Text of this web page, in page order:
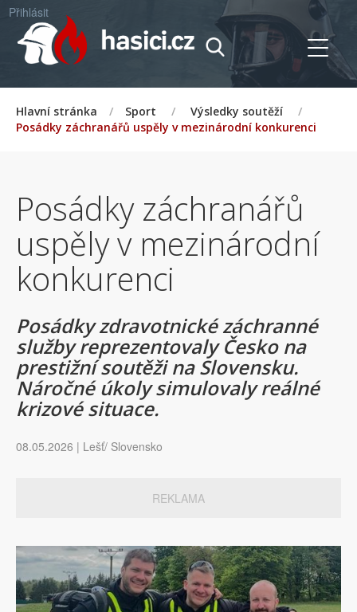
Přihlásit
Hlavní stránka / Sport / Výsledky soutěží
/
Posádky záchranářů uspěly v mezinárodní konkurenci
Posádky záchranářů
uspěly v mezinárodní
konkurenci
Posádky zdravotnické záchranné
služby reprezentovaly Česko na
prestižní soutěži na Slovensku.
Náročné úkoly simulovaly reálné
krizové situace.
08.05.2026 | Lešť/ Slovensko
REKLAMA